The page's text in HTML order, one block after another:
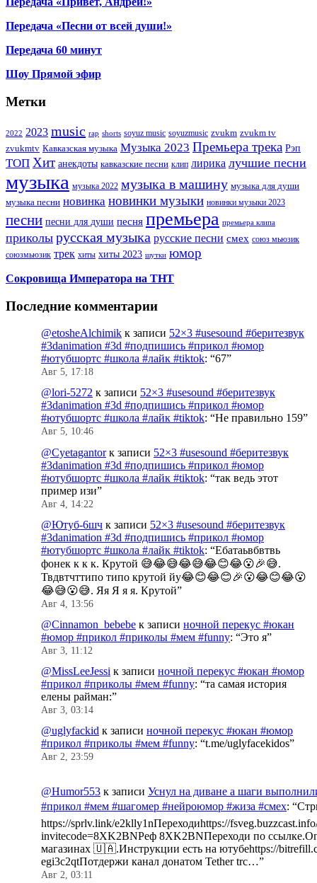
Передача «Песни от всей души!»
Передача 60 минут
Шоу Прямой эфир
Метки
2022 2023 music rap shorts soyuz music soyuzmusic zvukm zvukm tv
zvukmtv Кавказская музыка Музыка 2023 Премьера трека Рэп
ТОП Хит анекдоты кавказские песни клип лирика лучшие песни
музыка музыка 2022 музыка в машину музыка для души
музыка песни новинка новинки музыки новинки музыки 2023
песни песни для души песня премьера премьера клипа
приколы русская музыка русские песни смех союз мьюзик
союзмьюзик трек хиты хиты 2023 шутки юмор
Сокровища Императора на ТНТ
Последние комментарии
@etosheAlchimik к записи 52×3 #usesound #беритезвук
#3danimation #3d #подпишись #прикол #юмор
#ютубшортс #школа #лайк #tiktok: “67”
Авг 5, 17:18
@lori-5272 к записи 52×3 #usesound #беритезвук
#3danimation #3d #подпишись #прикол #юмор
#ютубшортс #школа #лайк #tiktok: “Не правильно 159”
Авг 5, 10:46
@Cyetagantorк записи 52×3 #usesound #беритезвук
#3danimation #3d #подпишись #прикол #юмор
#ютубшортс #школа #лайк #tiktok: “так ведь этот
пример изи”
Авг 4, 14:22
@Ютуб-6шч к записи 52×3 #usesound #беритезвук
#3danimation #3d #подпишись #прикол #юмор
#ютубшортс #школа #лайк #tiktok: “Ебатаьвбвтвь
фонек к к к. Крутой 😅😂😅😂😅😂😊😂😮🎉😅.
Твдвтчттипо типо крутой йу😂😊😂😊🎉😮😂😊😂😮
😂😅😮😅. Яя Я я я. Крутой”
Авг 4, 13:56
@Cinnamon_bebebe к записи ночной перекус #юкан
#юмор #прикол #приколы #мем #funny: “Это я”
Авг 3, 11:12
@MissLeeJessi к записи ночной перекус #юкан #юмор
#прикол #приколы #мем #funny: “та самая история
елены райман:”
Авг 3, 03:14
@uglyfackid к записи ночной перекус #юкан #юмор
#прикол #приколы #мем #funny: “t.me/uglyfacekidos”
Авг 2, 23:59
@Humor553 к записи Уснул на диване а шаги
#прикол #мем #шагомер #нейроюмор #жиза #смех: “
https://sprlv.link/e2klly1nПереходиhttps://
invitecode=8XK2BNРеф 8XK2BNПереходи по
магазинах 🇺🇦.Инструкции есть на ютубеhttps://
egi3c2qtПотдержи канал донатом Tether trc…”
Авг 2, 03:11